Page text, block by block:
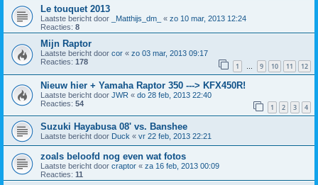
Le touquet 2013
Laatste bericht door _Matthijs_dm_ « zo 10 mar, 2013 12:24
Reacties: 8
Mijn Raptor
Laatste bericht door cor « zo 03 mar, 2013 09:17
Reacties: 178 1 … 9 10 11 12
Nieuw hier + Yamaha Raptor 350 ---> KFX450R!
Laatste bericht door JWR « do 28 feb, 2013 22:40
Reacties: 54 1 2 3 4
Suzuki Hayabusa 08' vs. Banshee
Laatste bericht door Duck « vr 22 feb, 2013 22:21
zoals beloofd nog even wat fotos
Laatste bericht door craptor « za 16 feb, 2013 00:09
Reacties: 11